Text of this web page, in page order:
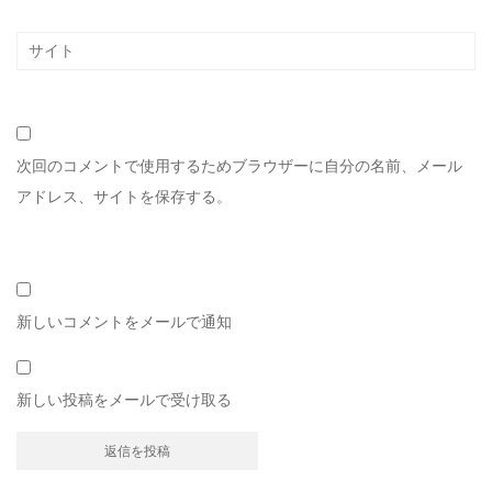
次回のコメントで使用するためブラウザーに自分の名前、メール
アドレス、サイトを保存する。
新しいコメントをメールで通知
新しい投稿をメールで受け取る